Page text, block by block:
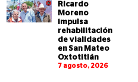
Ricardo
Moreno
impulsa
rehabilitación
de vialidades
en San Mateo
Oxtotitlán
7 agosto, 2026